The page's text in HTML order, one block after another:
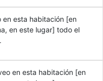
en esta habitación [en
en este lugar] todo el
en esta habitación [en